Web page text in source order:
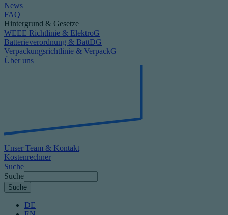
News
FAQ
Hintergrund & Gesetze
WEEE Richtlinie & ElektroG
Batterieverordnung & BattDG
Verpackungsrichtlinie & VerpackG
Über uns
Unser Team & Kontakt
Kostenrechner
Suche
Suche
DE